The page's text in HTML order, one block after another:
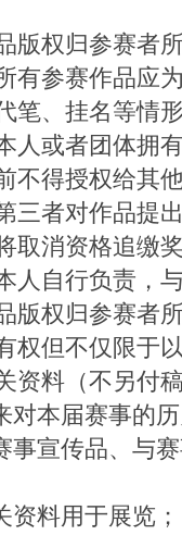
版权归参赛者
有参赛作品应
笔、挂名等情
人或者团体拥
不得授权给其
三者对作品提
取消资格追缴
人自行负责，
版权归参赛者
权但不仅限于
资料（不另付
对本届赛事的
事宣传品、与
料用于展览；